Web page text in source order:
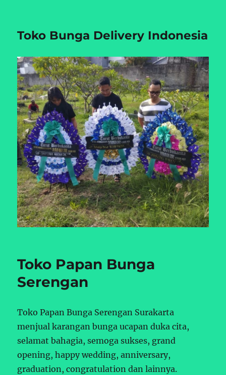
Toko Bunga Delivery Indonesia
Toko Papan Bunga
Serengan
Toko Papan Bunga Serengan Surakarta
menjual karangan bunga ucapan duka cita,
selamat bahagia, semoga sukses, grand
opening, happy wedding, anniversary,
graduation, congratulation dan lainnya.